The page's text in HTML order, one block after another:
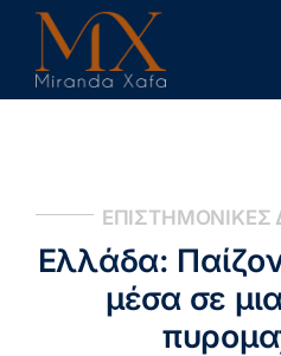
Skip
content
Αρχική
Δημόσιες Παρεμβάσεις
Επιστημονικά
ΕΠΙΣΤΗΜΟΝΙΚΕΣ
Ελλάδα:
μέσα σε